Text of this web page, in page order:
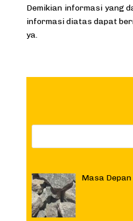
Demikian informasi yang
informasi diatas dapat
ya.
Masa